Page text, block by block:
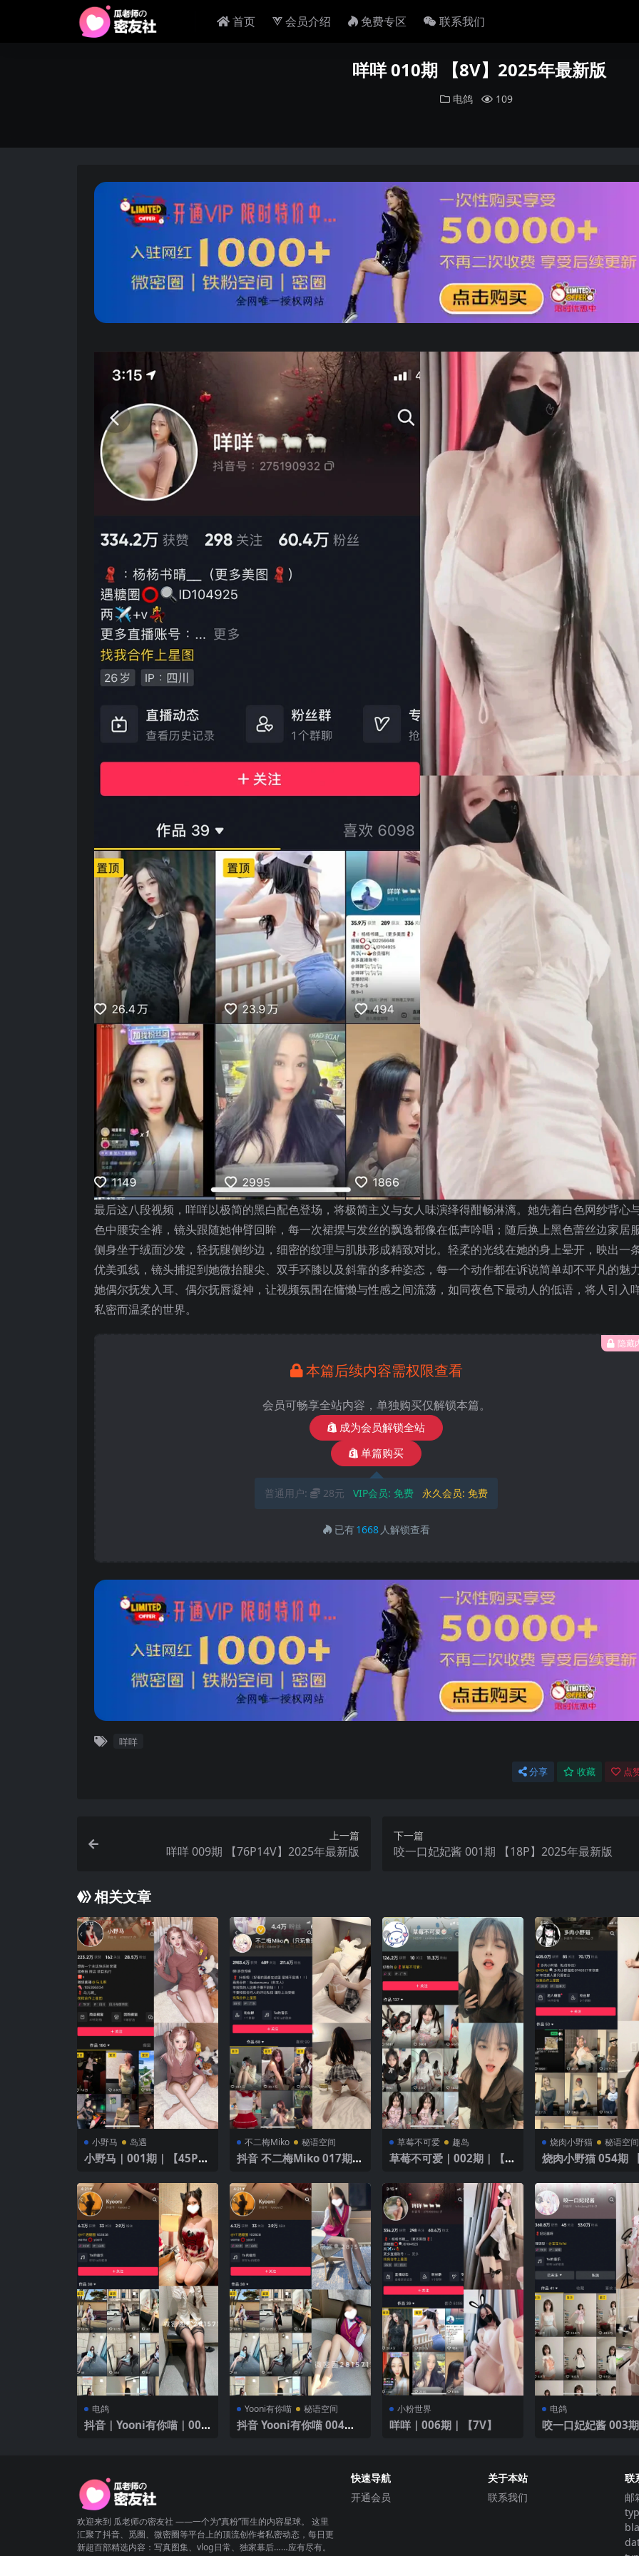
首页 会员介绍 免费专区 联系我们
咩咩 010期 【8V】2025年最新版
电鸽 109
最后这八段视频，咩咩以极简的黑白配色登场，将极简主义与女人味演绎得酣畅淋漓。她先着白色网纱背心
色中腰安全裤，镜头跟随她伸臂回眸，每一次裙摆与发丝的飘逸都像在低声吟唱；随后换上黑色蕾丝边家居
侧身坐于绒面沙发，轻抚腿侧纱边，细密的纹理与肌肤形成精致对比。轻柔的光线在她的身上晕开，映出一
优美弧线，镜头捕捉到她微抬腿尖、双手环膝以及斜靠的多种姿态，每一个动作都在诉说简单却不平凡的魅力
她偶尔抚发入耳、偶尔抚唇凝神，让视频氛围在慵懒与性感之间流荡，如同夜色下最动人的低语，将人引入
私密而温柔的世界。
隐藏
本篇后续内容需权限查看
会员可畅享全站内容，单独购买仅解锁本篇。
成为会员解锁全站
单篇购买
普通用户: 28元 VIP会员: 免费 永久会员:免费
已有1668 人解锁查看
咩咩
分享 收藏 点
上一篇
咩咩 009期 【76P14V】2025年最新版
下一篇
咬一口妃妃酱 001期 【18P】2025年最新版
相关文章
小野马 岛遇
小野马｜001期｜【45P5
不二梅Miko 秘语空间
抖音 不二梅Miko 017期
融合
草莓不可爱 趣岛
草莓不可爱｜002期｜【4
烧肉小野猫 秘语空间
烧肉小野猫 054期
电鸽
抖音｜Yooni有你喵｜005
Yooni有你喵 秘语空间
抖音 Yooni有你喵 004期
小粉世界
咩咩｜006期｜【7V】
电鸽
咬一口妃妃酱 003期 【29
欢迎来到 瓜老师の密友社 ——一个为“真粉”而生的内容星球。 这里
汇聚了抖音、觅圈、微密圈等平台上的顶流创作者私密动态，每日更
新超百部精选内容：写真图集、vlog日常、独家幕后……应有尽有。
快速导航
开通会员
关于本站
联系我们
联
邮